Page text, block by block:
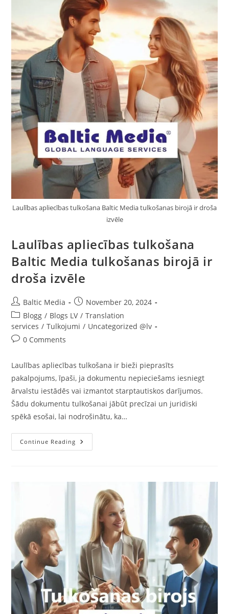
Tulkojums?
Laulības apliecības tulkošana Baltic Media tulkošanas birojā ir droša
izvēle
Laulības apliecības tulkošana
Baltic Media tulkošanas birojā ir
droša izvēle
Post
author:
Baltic Media
Post
published:
November 20, 2024
Post
category:
Blogg / Blogs LV / Translation
services / Tulkojumi / Uncategorized @lv
Post0 Comments
Laulības apliecības tulkošana ir bieži pieprasīts
pakalpojums, īpaši, ja dokumentu nepieciešams iesniegt
ārvalstu iestādēs vai izmantot starptautiskos darījumos.
Šādu dokumentu tulkošanai jābūt precīzai un juridiski
spēkā esošai, lai nodrošinātu, ka…
Continue Reading Laulības
Apliecības
Droša
Izvēle